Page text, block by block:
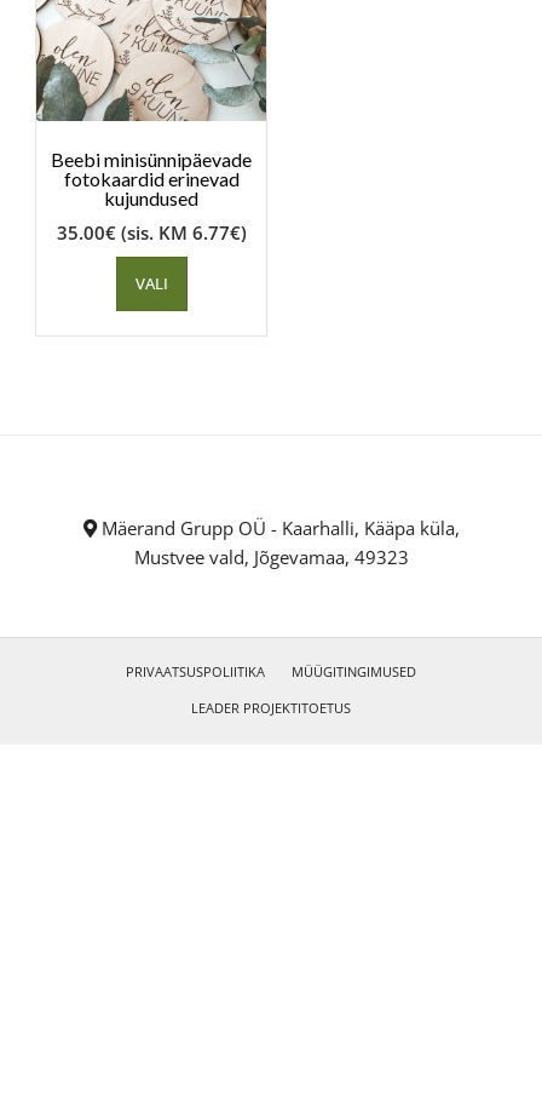
Beebi minisünnipäevade
fotokaardid erinevad
kujundused
35.00€ (sis. KM 6.77€)
VALI
Mäerand Grupp OÜ - Kaarhalli, Kääpa küla,
Mustvee vald, Jõgevamaa, 49323
PRIVAATSUSPOLIITIKA
MÜÜGITINGIMUSED
LEADER PROJEKTITOETUS